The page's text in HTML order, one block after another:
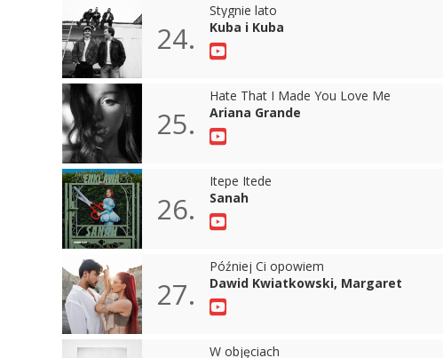
24.
Stygnie lato
Kuba i Kuba
25.
Hate That I Made You Love Me
Ariana Grande
26.
Itepe Itede
Sanah
27.
Później Ci opowiem
Dawid Kwiatkowski, Margaret
W objęciach